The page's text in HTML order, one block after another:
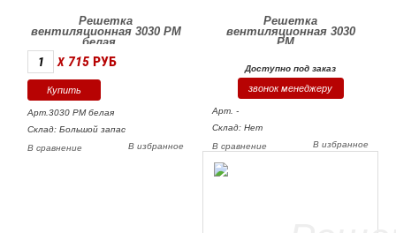
Решетка
вентиляционная 3030 РМ
белая,...
X 715 РУБ
Арт.3030 РМ белая
Склад: Большой запас
В избранное
В сравнение
Решетка
вентиляционная 3030
РМ...
Доступно под заказ
звонок менеджеру
Арт. -
Склад: Нет
В избранное
В сравнение